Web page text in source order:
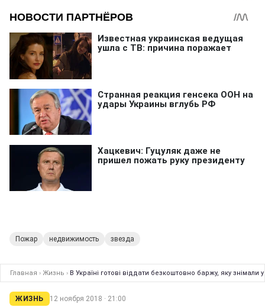
Пожар недвижимость звезда
Главная › Жизнь › В Україні готові віддати безкоштовно баржу, яку знімали
ЖИЗНЬ 12 ноября 2018 · 21:00